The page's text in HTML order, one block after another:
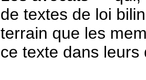
de textes de loi
terrain que les
ce texte dans leurs